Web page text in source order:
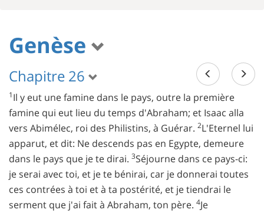
Genèse
Chapitre 26
1Il y eut une famine dans le pays, outre la première
famine qui eut lieu du temps d'Abraham; et Isaac alla
vers Abimélec, roi des Philistins, à Guérar. 2L'Eternel lui
apparut, et dit: Ne descends pas en Egypte, demeure
dans le pays que je te dirai. 3Séjourne dans ce pays-ci:
je serai avec toi, et je te bénirai, car je donnerai toutes
ces contrées à toi et à ta postérité, et je tiendrai le
serment que j'ai fait à Abraham, ton père. 4Je